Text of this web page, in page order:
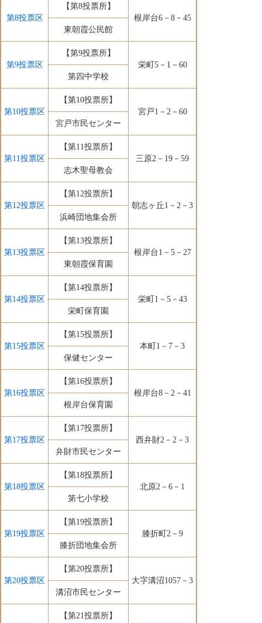
第8投票区
【第8投票所】
根岸台6－8－45
東朝霞公民館
第9投票区
【第9投票所】
栄町5－1－60
第四中学校
第10投票区
【第10投票所】
宮戸1－2－60
宮戸市民センター
第11投票区
【第11投票所】
三原2－19－59
志木聖母教会
第12投票区
【第12投票所】
朝志ヶ丘1－2－3
浜崎団地集会所
第13投票区
【第13投票所】
根岸台1－5－27
東朝霞保育園
第14投票区
【第14投票所】
栄町1－5－43
栄町保育園
第15投票区
【第15投票所】
本町1－7－3
保健センター
第16投票区
【第16投票所】
根岸台8－2－41
根岸台保育園
第17投票区
【第17投票所】
西弁財2－2－3
弁財市民センター
第18投票区
【第18投票所】
北原2－6－1
第七小学校
第19投票区
【第19投票所】
膝折町2－9
膝折団地集会所
第20投票区
【第20投票所】
大字溝沼1057－3
溝沼市民センター
【第21投票所】